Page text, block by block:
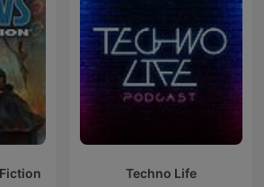
Techno Life